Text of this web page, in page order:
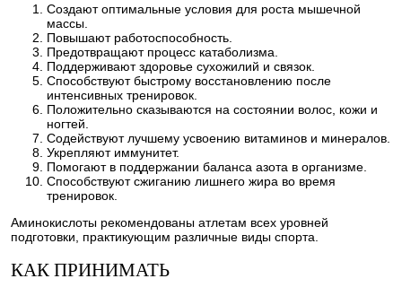
Создают оптимальные условия для роста мышечной
массы.
Повышают работоспособность.
Предотвращают процесс катаболизма.
Поддерживают здоровье сухожилий и связок.
Способствуют быстрому восстановлению после
интенсивных тренировок.
Положительно сказываются на состоянии волос, кожи и
ногтей.
Содействуют лучшему усвоению витаминов и минералов.
Укрепляют иммунитет.
Помогают в поддержании баланса азота в организме.
Способствуют сжиганию лишнего жира во время
тренировок.
Аминокислоты рекомендованы атлетам всех уровней
подготовки, практикующим различные виды спорта.
КАК ПРИНИМАТЬ